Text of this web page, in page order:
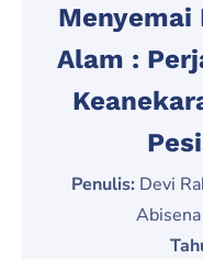
Menyemai
Alam :
Penulis:Devi